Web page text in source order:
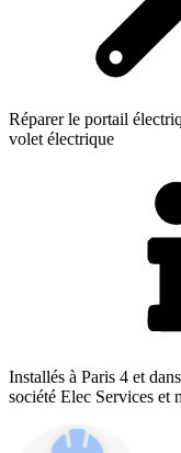
Réparer le portail
volet électrique
Installés à Paris 4 et
société Elec Services et